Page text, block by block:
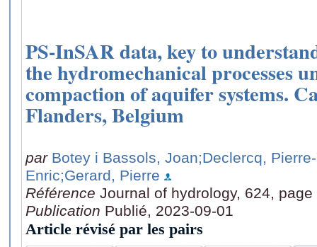
PS-InSAR data, key to
the hydromechanical processes
compaction of aquifer systems.
Flanders, Belgium
par Botey i Bassols, Joan;Declercq,
Enric;Gerard, Pierre
Référence Journal of hydrology, 624, page
Publication Publié, 2023-09-01
Article révisé par les pairs